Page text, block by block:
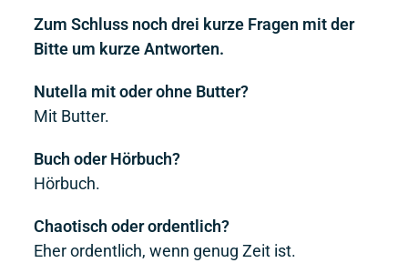
Zum Schluss noch drei kurze Fragen mit der
Bitte um kurze Antworten.
Nutella mit oder ohne Butter?
Mit Butter.
Buch oder Hörbuch?
Hörbuch.
Chaotisch oder ordentlich?
Eher ordentlich, wenn genug Zeit ist.